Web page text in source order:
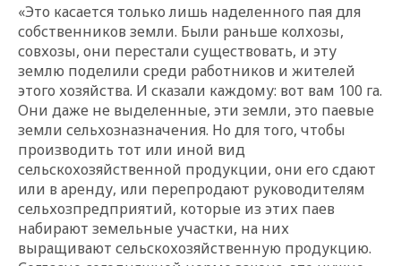
«Это касается только лишь наделенного пая для
собственников земли. Были раньше колхозы,
совхозы, они перестали существовать, и эту
землю поделили среди работников и жителей
этого хозяйства. И сказали каждому: вот вам 100 га.
Они даже не выделенные, эти земли, это паевые
земли сельхозназначения. Но для того, чтобы
производить тот или иной вид
сельскохозяйственной продукции, они его сдают
или в аренду, или перепродают руководителям
сельхозпредприятий, которые из этих паев
набирают земельные участки, на них
выращивают сельскохозяйственную продукцию.